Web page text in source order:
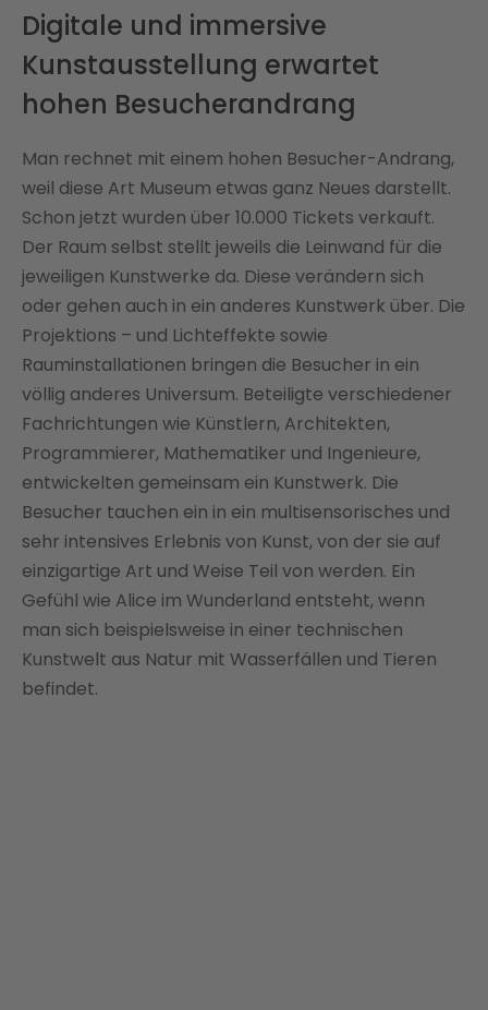
Digitale und immersive
Kunstausstellung erwartet
hohen Besucherandrang
Man rechnet mit einem hohen Besucher-Andrang,
weil diese Art Museum etwas ganz Neues darstellt.
Schon jetzt wurden über 10.000 Tickets verkauft.
Der Raum selbst stellt jeweils die Leinwand für die
jeweiligen Kunstwerke da. Diese verändern sich
oder gehen auch in ein anderes Kunstwerk über. Die
Projektions – und Lichteffekte sowie
Rauminstallationen bringen die Besucher in ein
völlig anderes Universum. Beteiligte verschiedener
Fachrichtungen wie Künstlern, Architekten,
Programmierer, Mathematiker und Ingenieure,
entwickelten gemeinsam ein Kunstwerk. Die
Besucher tauchen ein in ein multisensorisches und
sehr intensives Erlebnis von Kunst, von der sie auf
einzigartige Art und Weise Teil von werden. Ein
Gefühl wie Alice im Wunderland entsteht, wenn
man sich beispielsweise in einer technischen
Kunstwelt aus Natur mit Wasserfällen und Tieren
befindet.